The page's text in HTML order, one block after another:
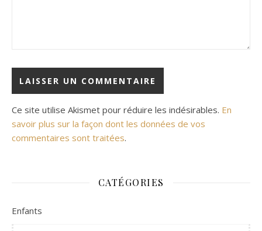
Ce site utilise Akismet pour réduire les indésirables. En
savoir plus sur la façon dont les données de vos
commentaires sont traitées.
CATÉGORIES
Enfants